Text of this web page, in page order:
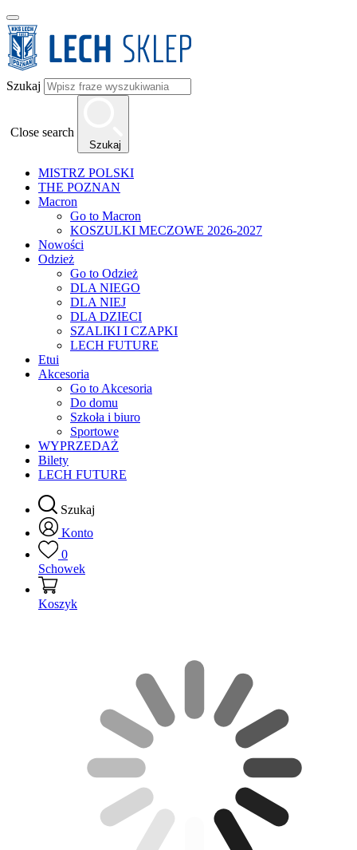
Szukaj
Close search
Szukaj
MISTRZ POLSKI
THE POZNAN
Macron
Go to Macron
KOSZULKI MECZOWE 2026-2027
Nowości
Odzież
Go to Odzież
DLA NIEGO
DLA NIEJ
DLA DZIECI
SZALIKI I CZAPKI
LECH FUTURE
Etui
Akcesoria
Go to Akcesoria
Do domu
Szkoła i biuro
Sportowe
WYPRZEDAŻ
Bilety
LECH FUTURE
Szukaj
Konto
0
Schowek
Koszyk